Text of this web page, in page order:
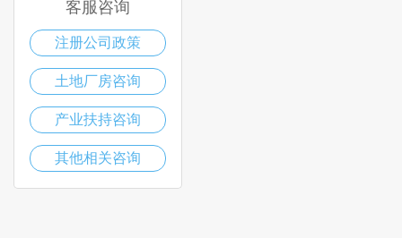
客服咨询
注册公司政策
土地厂房咨询
产业扶持咨询
其他相关咨询